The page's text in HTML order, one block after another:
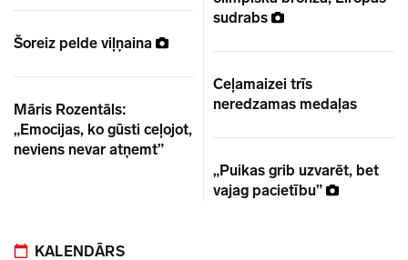
Šoreiz pelde viļņaina
Māris Rozentāls:
„Emocijas, ko gūsti ceļojot,
neviens nevar atņemt”
sudrabs
Ceļamaizei trīs
neredzamas medaļas
„Puikas grib uzvarēt, bet
vajag pacietību”
KALENDĀRS